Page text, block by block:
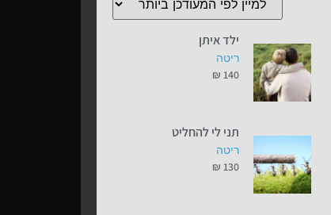
ילד איתן
ריטה
₪ 140
תני לי להחליט
ריטה
₪ 130